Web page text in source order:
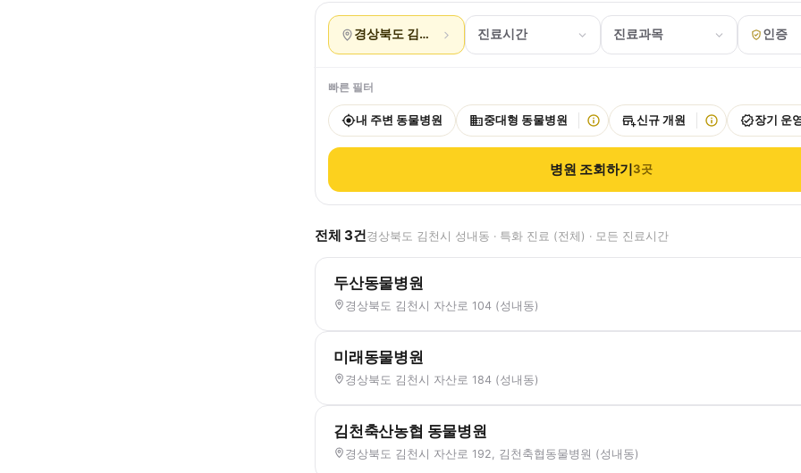
경상북도 김천시 성내동진료시간 진료과목 인증
빠른 필터
내 주변 동물병원 중대형 동물병원 신규 개원 장기 운
병원 조회하기3곳
전체 3건경상북도 김천시 성내동 · 특화 진료 (전체) · 모든 진료시간
두산동물병원
경상북도 김천시 자산로 104 (성내동)
미래동물병원
경상북도 김천시 자산로 184 (성내동)
김천축산농협 동물병원
경상북도 김천시 자산로 192, 김천축협동물병원 (성내동)